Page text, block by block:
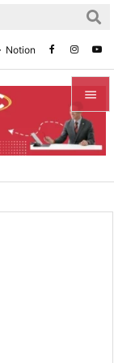


メニュ

Notion